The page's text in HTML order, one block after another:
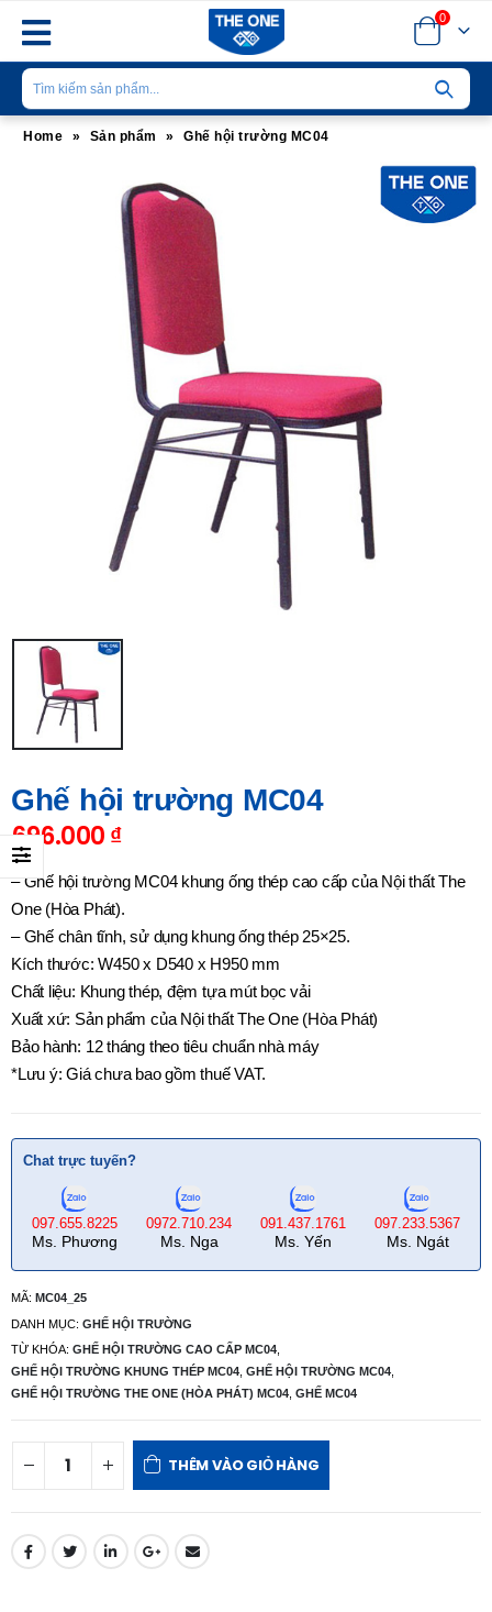
0
Home » Sản phẩm » Ghế hội trường MC04
Ghế hội trường MC04
696.000₫
– Ghế hội trường MC04 khung ống thép cao cấp của Nội thất The
One (Hòa Phát).
– Ghế chân tĩnh, sử dụng khung ống thép 25×25.
Kích thước: W450 x D540 x H950 mm
Chất liệu: Khung thép, đệm tựa mút bọc vải
Xuất xứ: Sản phẩm của Nội thất The One (Hòa Phát)
Bảo hành: 12 tháng theo tiêu chuẩn nhà máy
*Lưu ý: Giá chưa bao gồm thuế VAT.
Chat trực tuyến?
097.655.8225
Ms. Phương
0972.710.234
Ms. Nga
091.437.1761
Ms. Yến
097.233.5367
Ms. Ngát
MÃ: MC04_25
DANH MỤC: GHẾ HỘI TRƯỜNG
TỪ KHÓA: GHẾ HỘI TRƯỜNG CAO CẤP MC04
GHẾ HỘI TRƯỜNG KHUNG THÉP MC04 GHẾ HỘI TRƯỜNG MC04
GHẾ HỘI TRƯỜNG THE ONE (HÒA PHÁT) MC04 GHẾ MC04
THÊM VÀO GIỎ HÀNG